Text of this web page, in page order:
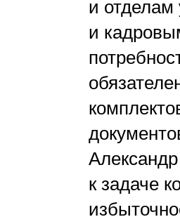
и отделам
и
к задаче